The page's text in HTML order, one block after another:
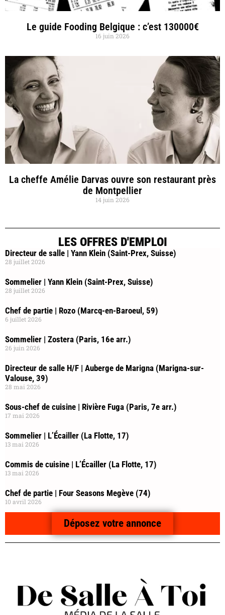
Le guide Fooding Belgique : c’est 130000€
16 juin 2026
La cheffe Amélie Darvas ouvre son restaurant près
de Montpellier
14 juin 2026
LES OFFRES D'EMPLOI
Directeur de salle | Yann Klein (Saint-Prex, Suisse)
28 juillet 2026
Sommelier | Yann Klein (Saint-Prex, Suisse)
28 juillet 2026
Chef de partie | Rozo (Marcq-en-Baroeul, 59)
6 juillet 2026
Sommelier | Zostera (Paris, 16e arr.)
26 juin 2026
Directeur de salle H/F | Auberge de Marigna (Marigna-sur-
Valouse, 39)
28 mai 2026
Sous-chef de cuisine | Rivière Fuga (Paris, 7e arr.)
17 mai 2026
Sommelier | L’Écailler (La Flotte, 17)
13 mai 2026
Commis de cuisine | L’Écailler (La Flotte, 17)
13 mai 2026
Chef de partie | Four Seasons Megève (74)
10 avril 2026
Déposez votre annonce